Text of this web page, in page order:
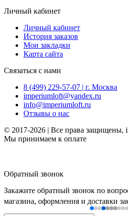
Личный кабинет
Личный кабинет
История заказов
Мои закладки
Карта сайта
Связаться с нами
8 (499) 229-57-07 | г. Москва
imperiumloft@yandex.ru
info@imperiumloft.ru
Отзывы о нас
© 2017-2026 | Все права защищены,
Мы принимаем к оплате
Обратный звонок
Закажите обратный звонок по
магазина, оформления и доставки